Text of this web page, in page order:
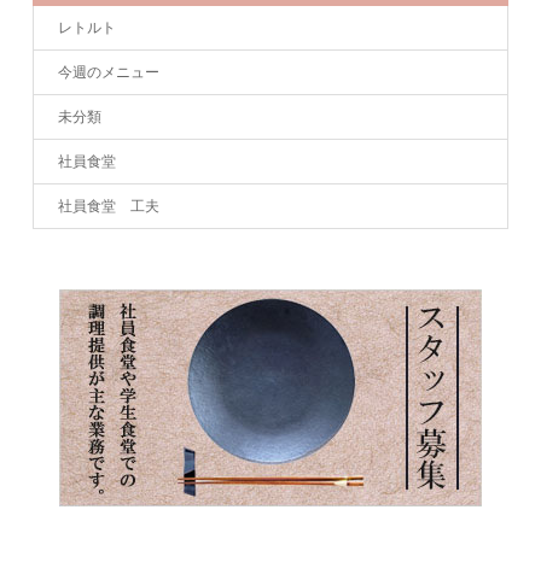
レトルト
今週のメニュー
未分類
社員食堂
社員食堂 工夫